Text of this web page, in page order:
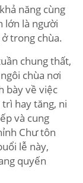
năng cùng
lớn là người
trong chùa.
chung thất,
chùa nơi
bày về việc
hay tăng, ni
và cung
Chư tôn
lễ này,
quyến